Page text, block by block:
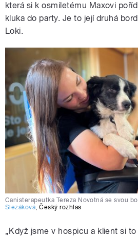
která si k osmiletému Maxovi
kluka do party. Je to její druhá
Loki.
Canisterapeutka Tereza Novotná se svou
Slezáková,Český rozhlas
„Když jsme v hospicu a klient si